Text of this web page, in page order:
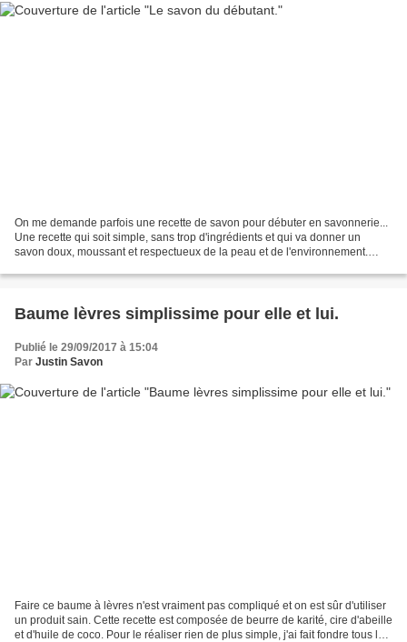
On me demande parfois une recette de savon pour débuter en savonnerie...
Une recette qui soit simple, sans trop d'ingrédients et qui va donner un
savon doux, moussant et respectueux de la peau et de l'environnement.
Baume lèvres simplissime pour elle et lui.
Publié le 29/09/2017 à 15:04
Par Justin Savon
Faire ce baume à lèvres n'est vraiment pas compliqué et on est sûr d'utiliser
un produit sain. Cette recette est composée de beurre de karité, cire d'abeille
et d'huile de coco. Pour le réaliser rien de plus simple, j'ai fait fondre tous les